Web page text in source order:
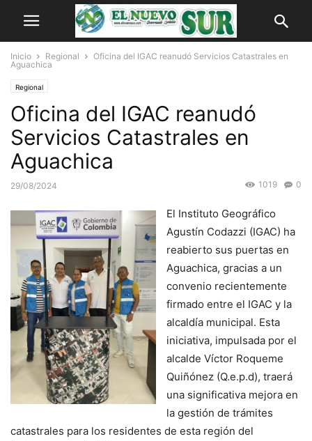
Inicio Regional
Oficina del IGAC reanudó Servicios Catastrales en
Aguachica
Regional
Oficina del IGAC reanudó
Servicios Catastrales en
Aguachica
29/08/2024 0
1019
El Instituto Geográfico
Agustín Codazzi (IGAC) ha
reabierto sus puertas en
Aguachica, gracias a un
convenio recientemente
firmado entre el IGAC y la
alcaldía municipal. Esta
iniciativa, impulsada por el
alcalde Víctor Roqueme
Quiñónez (Q.e.p.d), traerá
una significativa mejora en
la gestión de trámites
catastrales para los residentes de esta región del